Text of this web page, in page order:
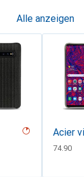
Alle anzeigen
Acier
CHF
74.90